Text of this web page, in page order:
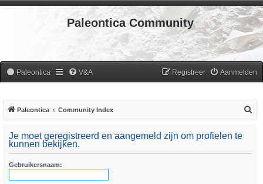
Paleontica Community
Paleontica V&A Aanmelden
Registreer
Paleontica Community Index
Je moet geregistreerd en aangemeld zijn om profielen te
kunnen bekijken.
Gebruikersnaam: